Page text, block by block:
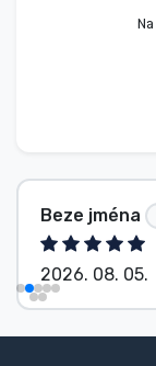
Beze jména
2026. 08. 05.